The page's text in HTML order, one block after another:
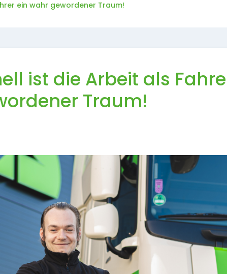
ein wahr gewordener Traum!
ist die Arbeit als
Traum!